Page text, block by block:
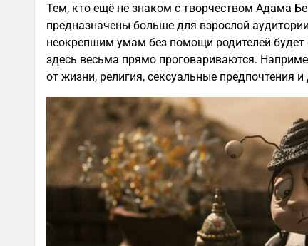
Тем, кто ещё не знаком с творчеством Адама
предназначены больше для взрослой
неокрепшим умам без помощи родителей
здесь весьма прямо проговариваются.
от жизни, религия, сексуальные предпочтения и